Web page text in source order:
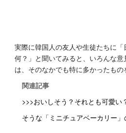
実際に韓国人の‬‭友人や生徒たちに
何？」と聞いてみると、いろんな
は、そのなか‭でも特に多かったもの
関連記事
>>>おいしそう？それとも可愛い
そうな「ミニチュアベーカリー」